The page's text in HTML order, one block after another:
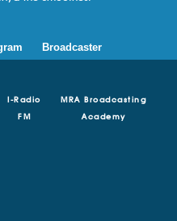
Broadcaster
I-Radio
FM
MRA Broadcasting
Academy